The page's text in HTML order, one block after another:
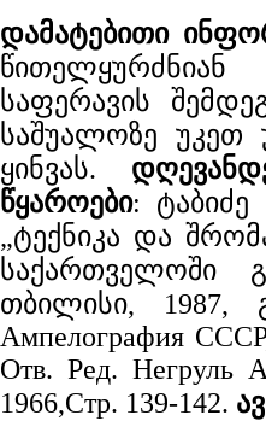
დამატებითი
საფერავის
საშუალოზე უკეთ
ყინვას.
წყაროები: ტაბიძე
„ტექნიკა და
საქართველოში
თბილისი, 1987,
Ампелография
Отв. Ред. Негруль
1966,Стр. 139-142.